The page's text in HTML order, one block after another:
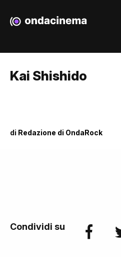
Kai Shishido
di Redazione di OndaRock
Condividi su